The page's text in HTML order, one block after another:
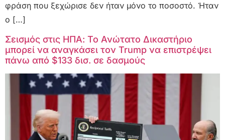
φράση που ξεχώρισε δεν ήταν μόνο το ποσοστό. Ήταν
ο […]
Σεισμός στις ΗΠΑ: Το Ανώτατο Δικαστήριο
μπορεί να αναγκάσει τον Trump να επιστρέψει
πάνω από $133 δισ. σε δασμούς